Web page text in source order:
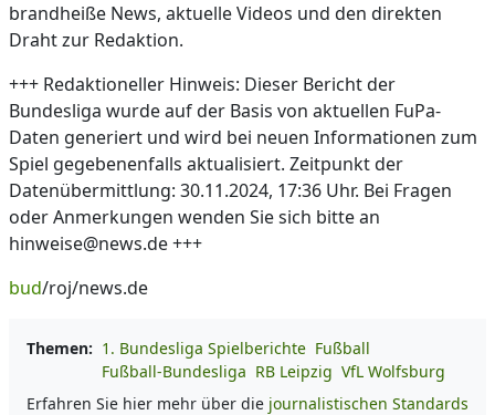
brandheiße News, aktuelle Videos und den direkten
Draht zur Redaktion.
+++ Redaktioneller Hinweis: Dieser Bericht der
Bundesliga wurde auf der Basis von aktuellen FuPa-
Daten generiert und wird bei neuen Informationen zum
Spiel gegebenenfalls aktualisiert. Zeitpunkt der
Datenübermittlung: 30.11.2024, 17:36 Uhr. Bei Fragen
oder Anmerkungen wenden Sie sich bitte an
hinweise@news.de +++
bud/roj/news.de
Themen: 1. Bundesliga Spielberichte Fußball
Fußball-Bundesliga RB Leipzig VfL Wolfsburg
Erfahren Sie hier mehr über die journalistischen Standards